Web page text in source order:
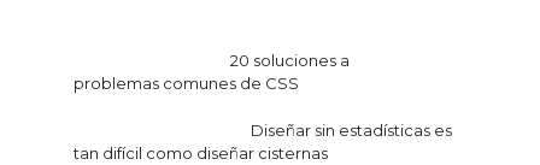
Navegación
de
20 soluciones a
problemas comunes de CSS
Diseñar sin estadísticas es
tan difícil como diseñar cisternas